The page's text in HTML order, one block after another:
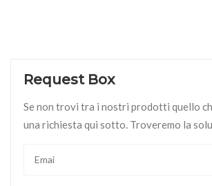
Request Box
Se non trovi tra i nostri prodotti quello
una richiesta qui sotto. Troveremo la